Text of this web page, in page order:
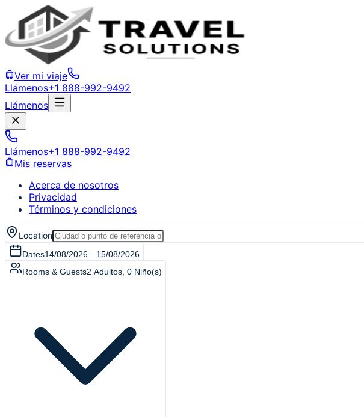
Ver mi viaje
Llámenos+1 888-992-9492
Llámenos
Llámenos+1 888-992-9492
Mis reservas
Acerca de nosotros
Privacidad
Términos y condiciones
Location
Dates14/08/2026—15/08/2026
Rooms & Guests2 Adultos 0 Niño(s)